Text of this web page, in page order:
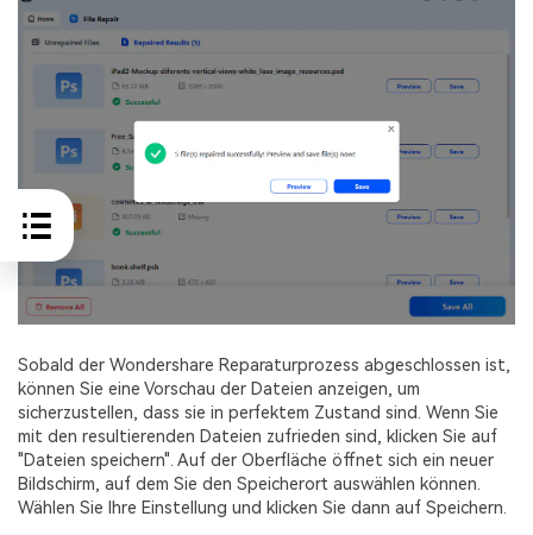
Sobald der Wondershare Reparaturprozess abgeschlossen ist,
können Sie eine Vorschau der Dateien anzeigen, um
sicherzustellen, dass sie in perfektem Zustand sind. Wenn Sie
mit den resultierenden Dateien zufrieden sind, klicken Sie auf
"Dateien speichern". Auf der Oberfläche öffnet sich ein neuer
Bildschirm, auf dem Sie den Speicherort auswählen können.
Wählen Sie Ihre Einstellung und klicken Sie dann auf Speichern.